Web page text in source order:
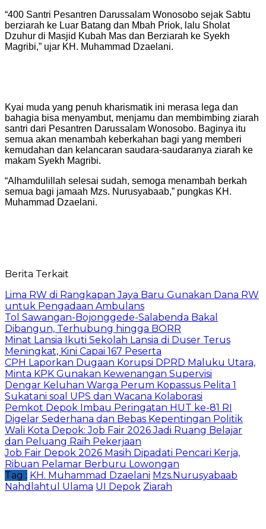
“400 Santri Pesantren Darussalam Wonosobo sejak Sabtu
berziarah ke Luar Batang dan Mbah Priok, lalu Sholat
Dzuhur di Masjid Kubah Mas dan Berziarah ke Syekh
Magribi,” ujar KH. Muhammad Dzaelani.
Kyai muda yang penuh kharismatik ini merasa lega dan
bahagia bisa menyambut, menjamu dan membimbing ziarah
santri dari Pesantren Darussalam Wonosobo. Baginya itu
semua akan menambah keberkahan bagi yang memberi
kemudahan dan kelancaran saudara-saudaranya ziarah ke
makam Syekh Magribi.
“Alhamdulillah selesai sudah, semoga menambah berkah
semua bagi jamaah Mzs. Nurusyabaab,” pungkas KH.
Muhammad Dzaelani.
Berita Terkait
Lima RW di Rangkapan Jaya Baru Gunakan Dana RW
untuk Pengadaan Ambulans
Tol Sawangan-Bojonggede-Salabenda Bakal
Dibangun, Terhubung hingga BORR
Minat Lansia Ikuti Sekolah Lansia di Duser Terus
Meningkat, Kini Capai 167 Peserta
CPH Laporkan Dugaan Korupsi DPRD Maluku Utara,
Minta KPK Gunakan Kewenangan Supervisi
Dengar Keluhan Warga Perum Kopassus Pelita 1
Sukatani soal UPS dan Wacana Kolaborasi
Pemkot Depok Imbau Peringatan HUT ke-81 RI
Digelar Sederhana dan Bebas Kepentingan Politik
Wali Kota Depok: Job Fair 2026 Jadi Ruang Belajar
dan Peluang Raih Pekerjaan
Job Fair Depok 2026 Masih Dipadati Pencari Kerja,
Ribuan Pelamar Berburu Lowongan
Tag : KH. Muhammad Dzaelani Mzs.Nurusyabaab
Nahdlahtul Ulama UI Depok Ziarah